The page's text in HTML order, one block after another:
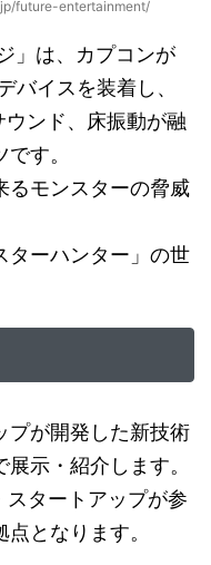
future-entertainment/
」は、カプコンが
バイスを装着し、
ンド、床振動が融
す。
るモンスターの脅威
ターハンター」の世
プが開発した新技術
示・紹介します。
タートアップが参
となります。